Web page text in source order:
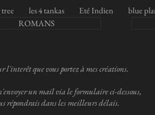
les 4 tankas Eté Indien blue
ROMANS
l'interêt que vous portez à mes créations.
un mail via le formulaire ci-dessous,
répondrais dans les meilleurs délais.